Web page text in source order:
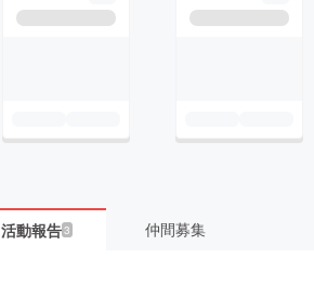
活動報告3 仲間募集